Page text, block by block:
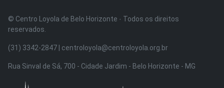
© Centro Loyola de Belo Horizonte · Todos os direitos
reservados.
(31) 3342-2847 | centroloyola@centroloyola.org.br
Rua Sinval de Sá, 700 - Cidade Jardim - Belo Horizonte - MG